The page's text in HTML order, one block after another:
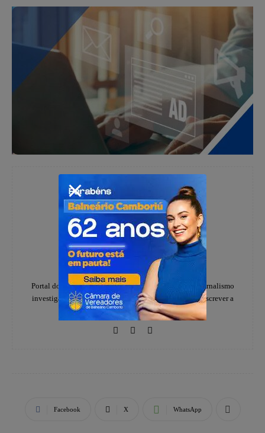
Redação
https://www.instagram.com/folhadoestadosc/
Portal do notícias Folha do Estado especializado em jornalismo
investigativo e de denúncias, há 20 anos, ajudando a escrever a
história dos catarinenses.
Facebook X WhatsApp